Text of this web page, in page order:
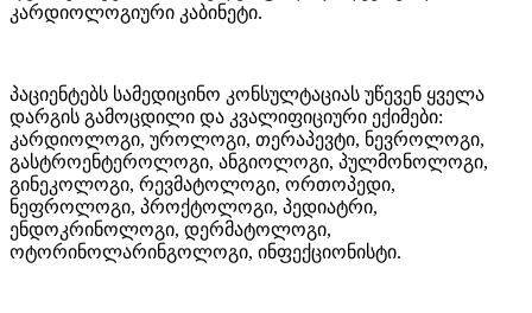
კარდიოლოგიური კაბინეტი.
პაციენტებს სამედიცინო კონსულტაციას უწევენ ყველა
დარგის გამოცდილი და კვალიფიციური ექიმები:
კარდიოლოგი, უროლოგი, თერაპევტი, ნევროლოგი,
გასტროენტეროლოგი, ანგიოლოგი, პულმონოლოგი,
გინეკოლოგი, რევმატოლოგი, ორთოპედი,
ნეფროლოგი, პროქტოლოგი, პედიატრი,
ენდოკრინოლოგი, დერმატოლოგი,
ოტორინოლარინგოლოგი, ინფექციონისტი.